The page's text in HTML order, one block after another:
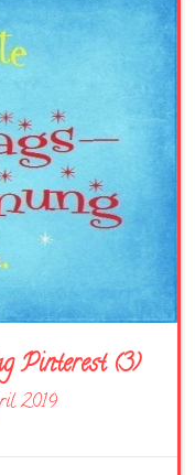
Pinterest (3)
2019